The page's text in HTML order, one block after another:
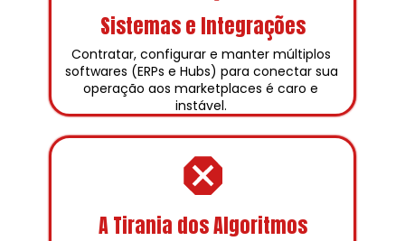
Sistemas e Integrações
A Tirania dos Algoritmos
Contratar, configurar e manter múltiplos
softwares (ERPs e Hubs) para conectar sua
operação aos marketplaces é caro e
instável.